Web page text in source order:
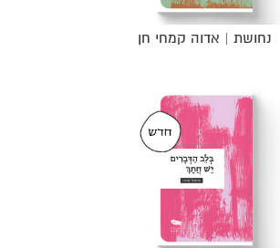
נחושת | אדוה קמחי חן